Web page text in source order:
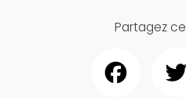
Partagez